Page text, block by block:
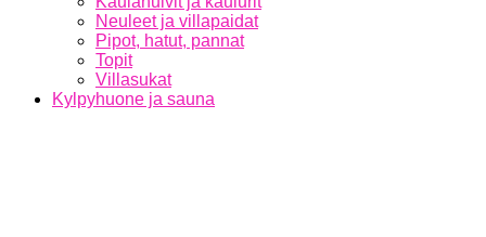
Neuleet ja villapaidat
Pipot, hatut, pannat
Topit
Villasukat
Kylpyhuone ja sauna